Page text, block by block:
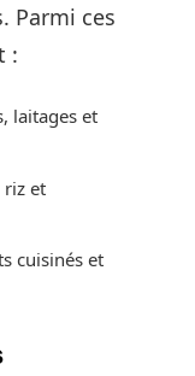
Parmi ces
:
laitages et
riz et
cuisinés et